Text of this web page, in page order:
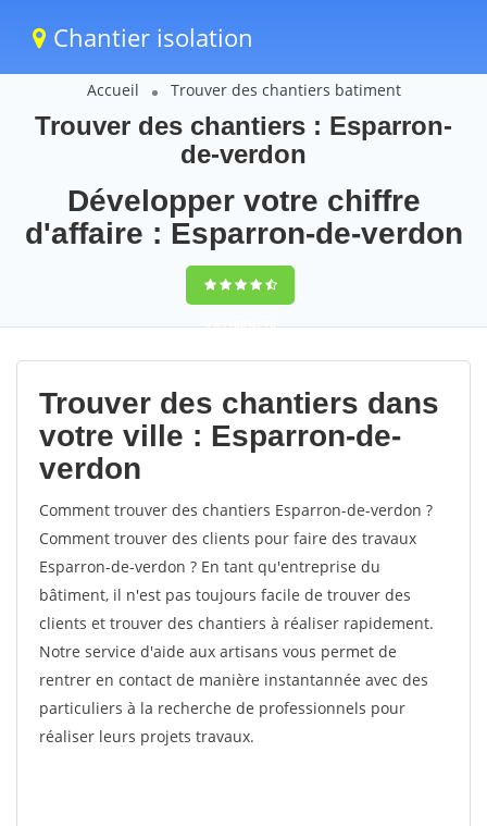
Chantier isolation
Accueil Trouver des chantiers batiment
Trouver des chantiers : Esparron-
de-verdon
Développer votre chiffre
d'affaire : Esparron-de-verdon
9,5(100%)70
votes
Trouver des chantiers dans
votre ville : Esparron-de-
verdon
Comment trouver des chantiers Esparron-de-verdon ?
Comment trouver des clients pour faire des travaux
Esparron-de-verdon ? En tant qu'entreprise du
bâtiment, il n'est pas toujours facile de trouver des
clients et trouver des chantiers à réaliser rapidement.
Notre service d'aide aux artisans vous permet de
rentrer en contact de manière instantannée avec des
particuliers à la recherche de professionnels pour
réaliser leurs projets travaux.